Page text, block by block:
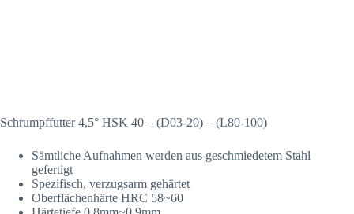
Schrumpffutter 4,5° HSK 40 – (D03-20) – (L80-100)
Sämtliche Aufnahmen werden aus geschmiedetem Stahl
gefertigt
Spezifisch, verzugsarm gehärtet
Oberflächenhärte HRC 58~60